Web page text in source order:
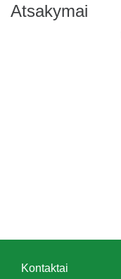
Atsakymai
Kontaktai